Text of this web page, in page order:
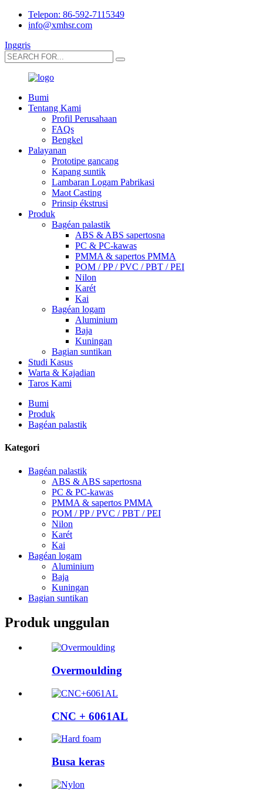
Telepon: 86-592-7115349
info@xmhsr.com
Inggris
Bumi
Tentang Kami
Profil Perusahaan
FAQs
Bengkel
Palayanan
Prototipe gancang
Kapang suntik
Lambaran Logam Pabrikasi
Maot Casting
Prinsip ékstrusi
Produk
Bagéan palastik
ABS & ABS sapertosna
PC & PC-kawas
PMMA & sapertos PMMA
POM / PP / PVC / PBT / PEI
Nilon
Karét
Kai
Bagéan logam
Aluminium
Baja
Kuningan
Bagian suntikan
Studi Kasus
Warta & Kajadian
Taros Kami
Bumi
Produk
Bagéan palastik
Kategori
Bagéan palastik
ABS & ABS sapertosna
PC & PC-kawas
PMMA & sapertos PMMA
POM / PP / PVC / PBT / PEI
Nilon
Karét
Kai
Bagéan logam
Aluminium
Baja
Kuningan
Bagian suntikan
Produk unggulan
Overmoulding
CNC + 6061AL
Busa keras